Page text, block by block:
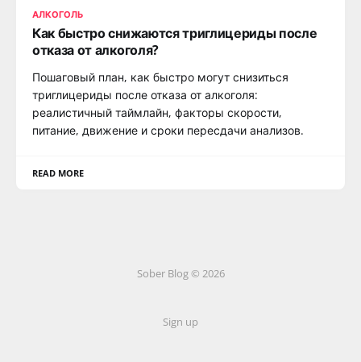
АЛКОГОЛЬ
Как быстро снижаются триглицериды после
отказа от алкоголя?
Пошаговый план, как быстро могут снизиться
триглицериды после отказа от алкоголя:
реалистичный таймлайн, факторы скорости,
питание, движение и сроки пересдачи анализов.
READ MORE
Sober Blog © 2026
Sign up